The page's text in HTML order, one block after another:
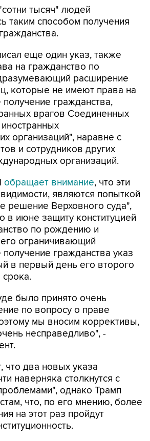
тысяч" людей
таким способом получения
еще один указ, также
на гражданство по
расширение
которые не имеют права на
получение гражданства,
врагов Соединенных
организаций", наравне с
и сотрудников других
организаций.
обращает внимание, что эти
являются попыткой
решение Верховного суда",
в июне защиту конституцией
по рождению и
ограничивающий
гражданства указ
в первый день его второго
срока.
было принято очень
по вопросу о праве
мы вносим коррективы,
несправедливо", -
что два новых указа
наверняка столкнутся с
однако Трамп
что, по его мнению, более
на этот раз пройдут